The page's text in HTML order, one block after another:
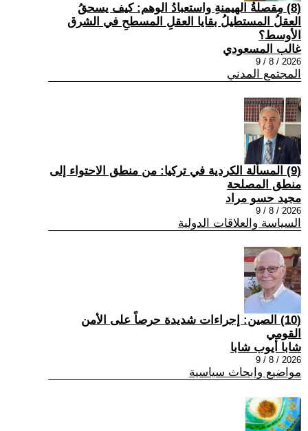
(8) مِقصلةُ الهيمنةِ واستعبادُ الوهم: كيف يسحقُ
العقلُ المستطيلُ بقايا العقلِ المسطحِ في الشرق
الأوسط؟
غالب المسعودي
2026 / 8 / 9
المجتمع المدني
(9) المسألة الكردية في تركيا: من منطق الاحتواء إلى
منطق المصلحة
مجيد حسو مراد
2026 / 8 / 9
السياسة والعلاقات الدولية
(10) الصين: إجراءات شديدة حرصاً على الأمن
القومي
شابا أيوب شابا
2026 / 8 / 9
مواضيع وابحاث سياسية